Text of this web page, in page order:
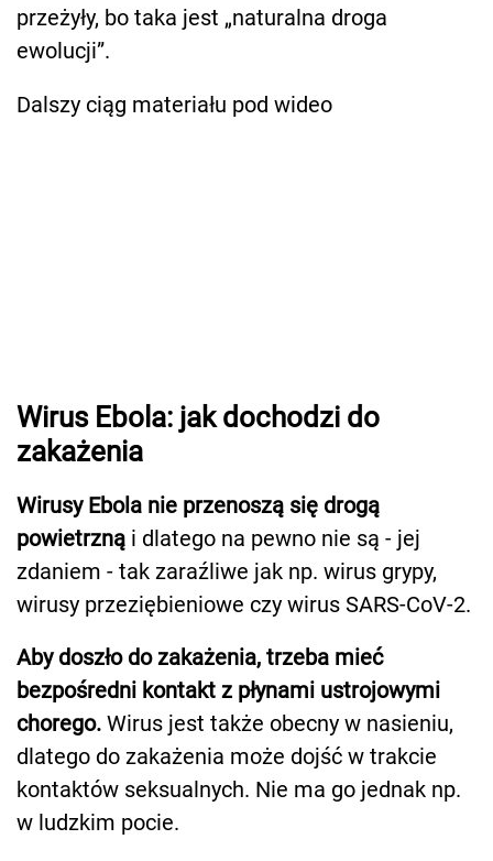
przeżyły, bo taka jest „naturalna droga
ewolucji”.
Dalszy ciąg materiału pod wideo
Wirus Ebola: jak dochodzi do
zakażenia
Wirusy Ebola nie przenoszą się drogą
powietrzną i dlatego na pewno nie są - jej
zdaniem - tak zaraźliwe jak np. wirus grypy,
wirusy przeziębieniowe czy wirus SARS-CoV-2.
Aby doszło do zakażenia, trzeba mieć
bezpośredni kontakt z płynami ustrojowymi
chorego. Wirus jest także obecny w nasieniu,
dlatego do zakażenia może dojść w trakcie
kontaktów seksualnych. Nie ma go jednak np.
w ludzkim pocie.